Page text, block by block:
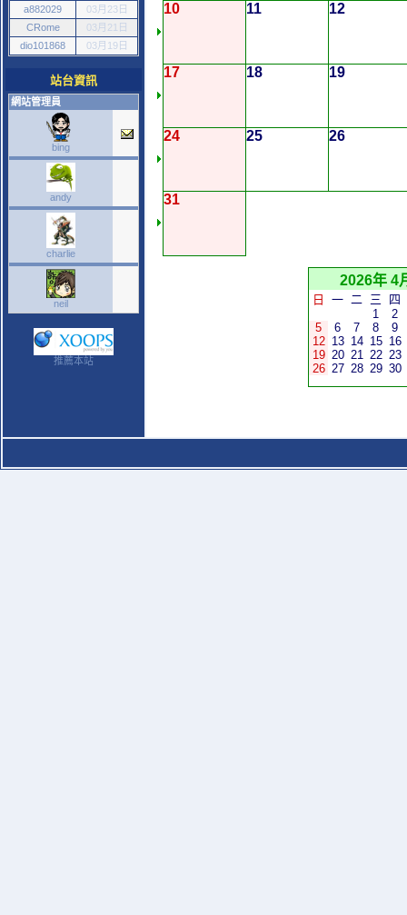
a882029
03月23日
CRome
03月21日
dio101868
03月19日
站台資訊
網站管理員
bing
andy
charlie
neil
推薦本站
10 11 12
17 18 19
24 25 26
31
2026年 4
日 一 二 三
四
1
2
5
6 7 8
9
12 13 14 15 16
19 20 21 22 23
26 27 28 29 30